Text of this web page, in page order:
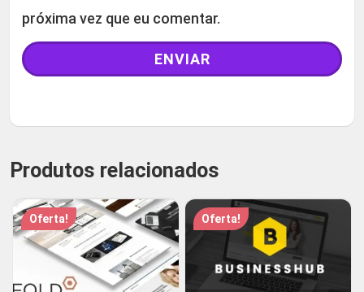
próxima vez que eu comentar.
Produtos relacionados
Oferta! Oferta!